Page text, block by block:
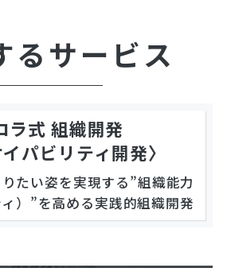
るサービス
ラ式 組織開発
イパビリティ開発〉
たい姿を実現する”組織能力
ィ）”を高める実践的組織開発